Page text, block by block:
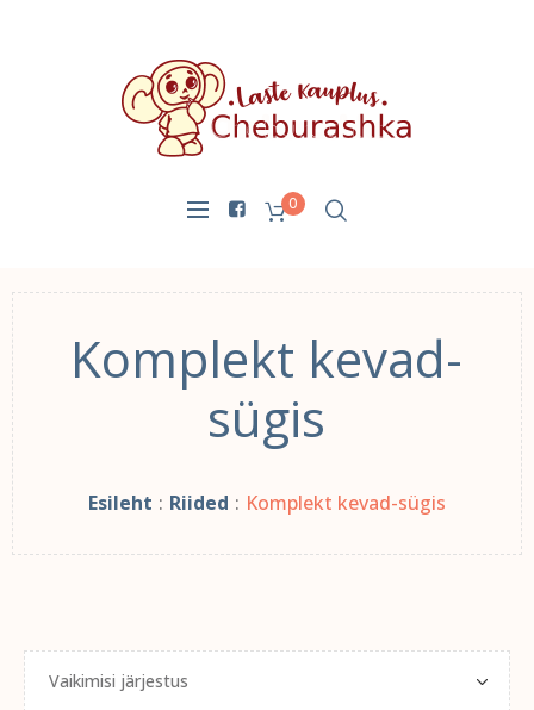
0
Komplekt kevad-
sügis
Esileht : Riided : Komplekt kevad-sügis